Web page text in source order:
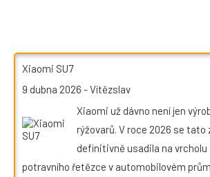
Xiaomi SU7
9 dubna 2026 -Vítězslav
Xiaomi už dávno není jen
rýžovarů. V roce 2026 se tato
definitivně usadila na
potravního řetězce v automobilovém